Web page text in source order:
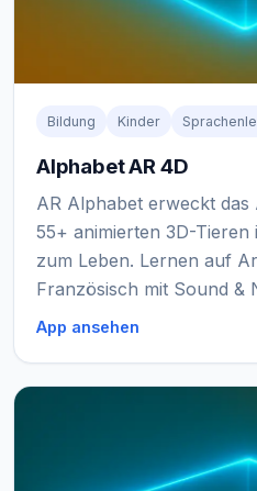
Bildung Kinder
Alphabet AR 4D
AR Alphabet erweckt das
55+ animierten 3D-Tieren
zum Leben. Lernen auf
Französisch mit Sound &
App ansehen